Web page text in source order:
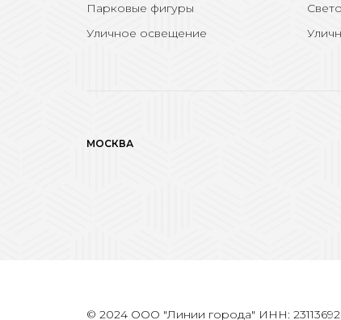
Парковые фигуры
Уличное освещение
МОСКВА
© 2024 ООО "Линии города" ИНН: